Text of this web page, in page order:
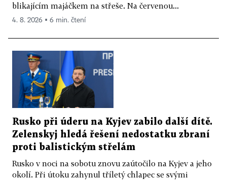
blikajícím majáčkem na střeše. Na červenou...
4. 8. 2026 ▪ 6 min. čtení
Rusko při úderu na Kyjev zabilo další dítě.
Zelenskyj hledá řešení nedostatku zbraní
proti balistickým střelám
Rusko v noci na sobotu znovu zaútočilo na Kyjev a jeho
okolí. Při útoku zahynul tříletý chlapec se svými